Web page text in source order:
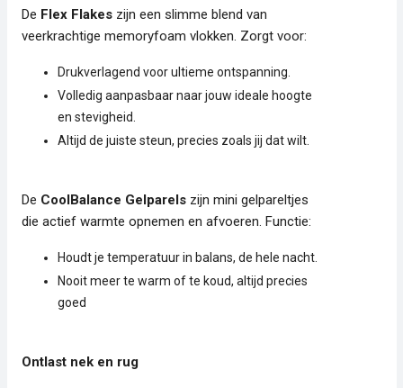
De Flex Flakeszijn een slimme blend van
veerkrachtige memoryfoam vlokken. Zorgt voor:
Drukverlagend voor ultieme ontspanning.
Volledig aanpasbaar naar jouw ideale hoogte
en stevigheid.
Altijd de juiste steun, precies zoals jij dat wilt.
De CoolBalance Gelparelszijn mini gelpareltjes
die actief warmte opnemen en afvoeren. Functie:
Houdt je temperatuur in balans, de hele nacht.
Nooit meer te warm of te koud, altijd precies
goed
Ontlast nek en rug